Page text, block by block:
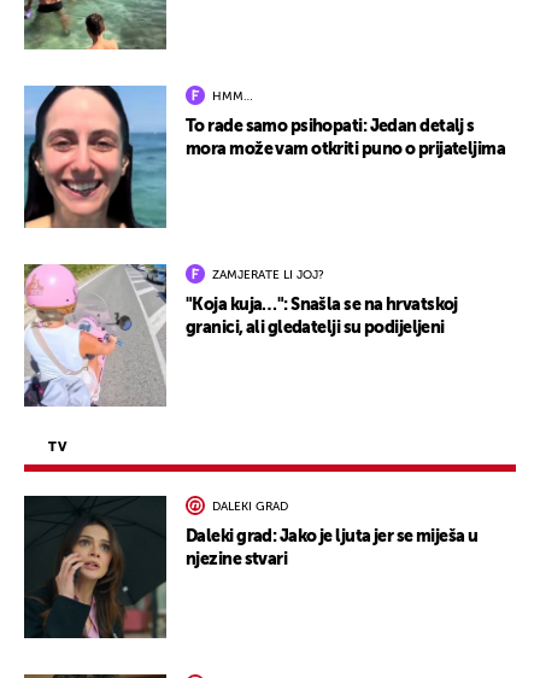
HMM…
To rade samo psihopati: Jedan detalj s
mora može vam otkriti puno o prijateljima
ZAMJERATE LI JOJ?
"Koja kuja…": Snašla se na hrvatskoj
granici, ali gledatelji su podijeljeni
TV
DALEKI GRAD
Daleki grad: Jako je ljuta jer se miješa u
njezine stvari